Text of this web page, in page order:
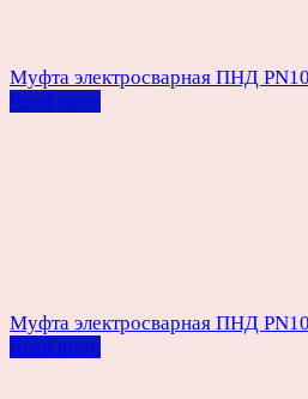
Муфта электросварная ПНД
Read more
Муфта электросварная ПНД
Read more